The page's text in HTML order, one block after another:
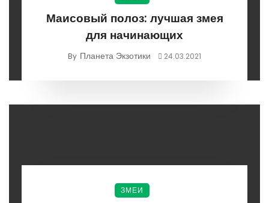
Маисовый полоз: лучшая змея
для начинающих
By Планета Экзотики 24.03.2021
ЗМЕИ